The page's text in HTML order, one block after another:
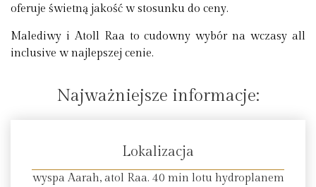
oferuje świetną jakość w stosunku do ceny.
Malediwy i Atoll Raa to cudowny wybór na wczasy all
inclusive w najlepszej cenie.
Najważniejsze informacje:
Lokalizacja
wyspa Aarah, atol Raa. 40 min lotu hydroplanem